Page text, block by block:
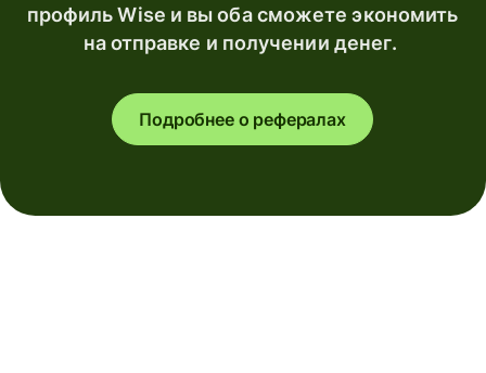
профиль Wise и вы оба сможете экономить
на отправке и получении денег.
Подробнее о рефералах